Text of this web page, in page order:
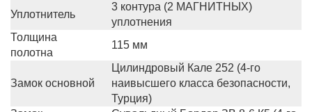
Уплотнитель
3 контура (2 МАГНИТНЫХ)
уплотнения
Толщина
полотна
115 мм
Замок основной
Цилиндровый Кале 252 (4-го
наивысшего класса безопасности,
Турция)